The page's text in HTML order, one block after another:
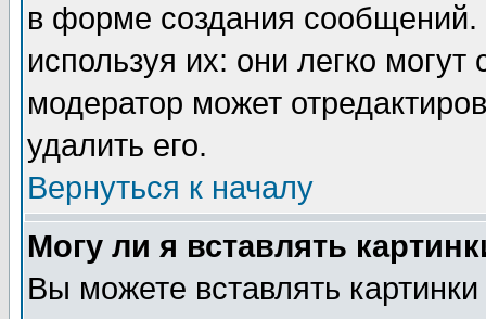
в форме создания сообщений.
используя их: они легко
модератор может
удалить его.
Вернуться к началу
Могу ли я вставлять
Вы можете вставлять